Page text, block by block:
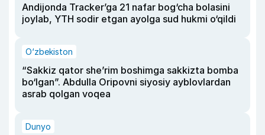
Andijonda Tracker’ga 21 nafar bog‘cha bolasini
joylab, YTH sodir etgan ayolga sud hukmi o‘qildi
O‘zbekiston
“Sakkiz qator she’rim boshimga sakkizta bomba
bo‘lgan”. Abdulla Oripovni siyosiy ayblovlardan
asrab qolgan voqea
Dunyo